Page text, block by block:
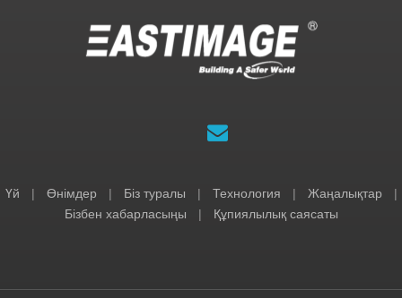
Үй | Өнімдер | Біз туралы | Технология | Жаңалықтар
|
Бізбен хабарласыңы
| Құпиялылық саясаты